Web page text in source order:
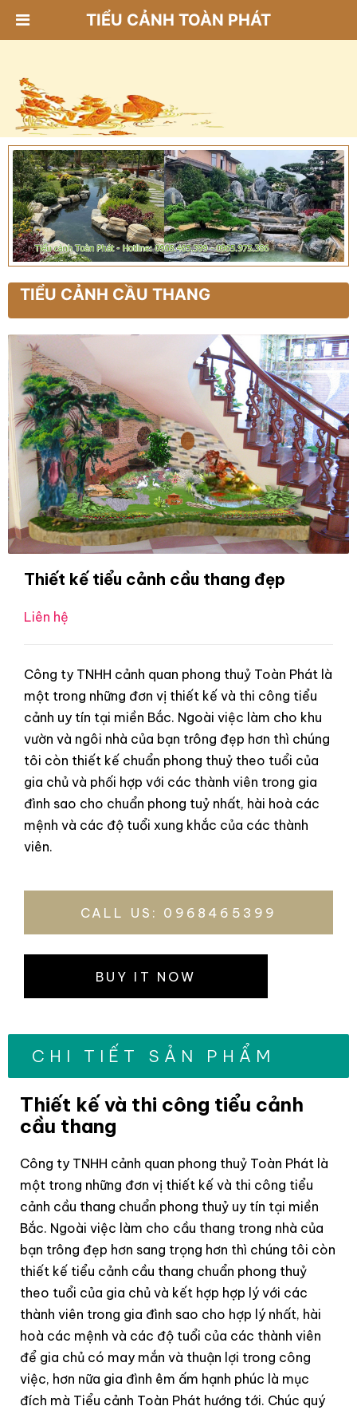
TIỂU CẢNH TOÀN PHÁT
TIỂU CẢNH CẦU THANG
Thiết kế tiểu cảnh cầu thang đẹp
Liên hệ
Công ty TNHH cảnh quan phong thuỷ Toàn Phát là
một trong những đơn vị thiết kế và thi công tiểu
cảnh uy tín tại miền Bắc. Ngoài việc làm cho khu
vườn và ngôi nhà của bạn trông đẹp hơn thì chúng
tôi còn thiết kế chuẩn phong thuỷ theo tuổi của
gia chủ và phối hợp với các thành viên trong gia
đình sao cho chuẩn phong tuỷ nhất, hài hoà các
mệnh và các độ tuổi xung khắc của các thành
viên.
CALL US: 0968465399
BUY IT NOW
CHI TIẾT SẢN PHẨM
Thiết kế và thi công tiểu cảnh
cầu thang
Công ty TNHH cảnh quan phong thuỷ Toàn Phát là
một trong những đơn vị thiết kế và thi công tiểu
cảnh cầu thang chuẩn phong thuỷ uy tín tại miền
Bắc. Ngoài việc làm cho cầu thang trong nhà của
bạn trông đẹp hơn sang trọng hơn thì chúng tôi còn
thiết kế tiểu cảnh cầu thang chuẩn phong thuỷ
theo tuổi của gia chủ và kết hợp hợp lý với các
thành viên trong gia đình sao cho hợp lý nhất, hài
hoà các mệnh và các độ tuổi của các thành viên
để gia chủ có may mắn và thuận lợi trong công
việc, hơn nữa gia đình êm ấm hạnh phúc là mục
đích mà Tiểu cảnh Toàn Phát hướng tới. Chúc quý